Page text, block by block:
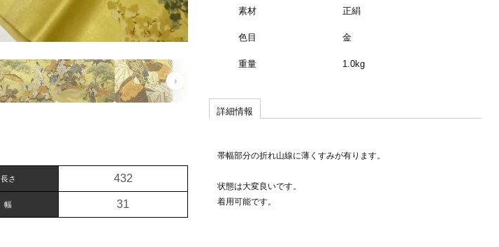
›
長さ 432
幅 31
素材 正絹
色目 金
重量 1.0kg
詳細情報
帯幅部分の折れ山線に薄くすみが有ります。
状態は大変良いです。
着用可能です。